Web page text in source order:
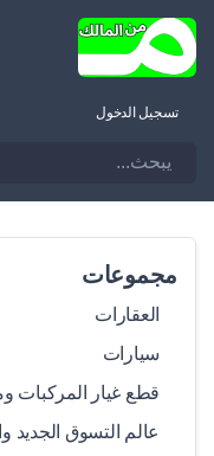
تسجيل الدخول
مجموعات
العقارات
سيارات
قطع غيار المركبات
عالم التسوق الجديد